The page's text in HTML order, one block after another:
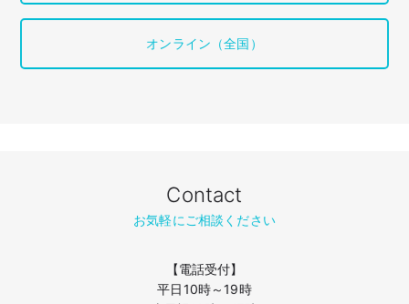
オンライン（全国）
Contact
お気軽にご相談ください
【電話受付】
平日10時～19時